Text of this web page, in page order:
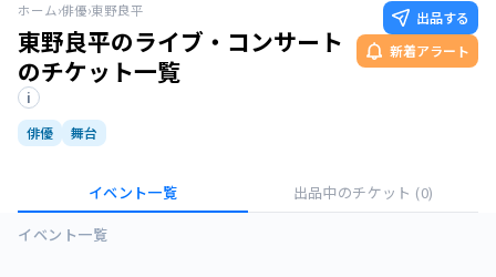
ホーム›俳優›東野良平
東野良平のライブ・コンサート
のチケット一覧
i
俳優 舞台
出品する
新着アラート
イベント一覧 出品中のチケット (0)
イベント一覧